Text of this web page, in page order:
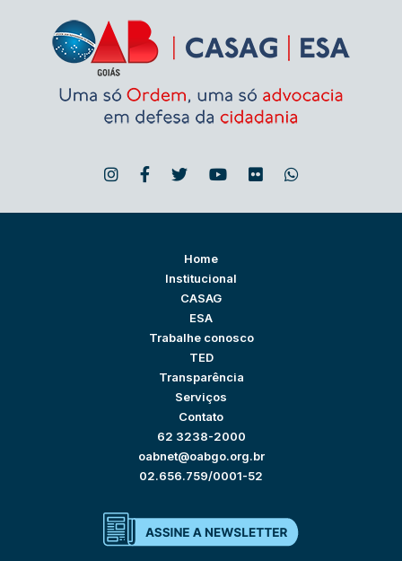
Home
Institucional
CASAG
ESA
Trabalhe conosco
TED
Transparência
Serviços
Contato
62 3238-2000
oabnet@oabgo.org.br
02.656.759/0001-52